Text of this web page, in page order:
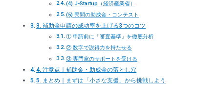
(4) J-Startup（経済産業省）
(5) 民間の助成金・コンテスト
3. 補助金申請の成功率を上げる3つのコツ
① 申請前に「審査基準」を徹底分析
② 数字で説得力を持たせる
③ 専門家のサポートを受ける
4. 注意点｜補助金・助成金の落とし穴
5. まとめ｜まずは「小さな支援」から挑戦しよう